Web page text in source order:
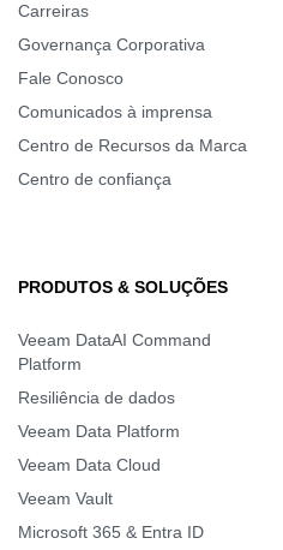
Carreiras
Governança Corporativa
Fale Conosco
Comunicados à imprensa
Centro de Recursos da Marca
Centro de confiança
PRODUTOS & SOLUÇÕES
Veeam DataAI Command
Platform
Resiliência de dados
Veeam Data Platform
Veeam Data Cloud
Veeam Vault
Microsoft 365 & Entra ID